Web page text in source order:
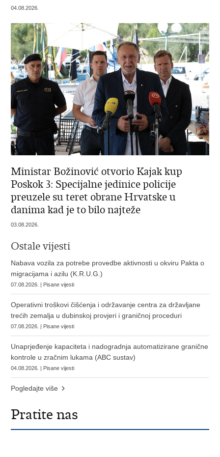
04.08.2026.
Ministar Božinović otvorio Kajak kup
Poskok 3: Specijalne jedinice policije
preuzele su teret obrane Hrvatske u
danima kad je to bilo najteže
03.08.2026.
Ostale vijesti
Nabava vozila za potrebe provedbe aktivnosti u okviru Pakta o
migracijama i azilu (K.R.U.G.)
07.08.2026. | Pisane vijesti
Operativni troškovi čišćenja i održavanje centra za državljane
trećih zemalja u dubinskoj provjeri i graničnoj proceduri
07.08.2026. | Pisane vijesti
Unaprjeđenje kapaciteta i nadogradnja automatizirane granične
kontrole u zračnim lukama (ABC sustav)
04.08.2026. | Pisane vijesti
Pogledajte više
Pratite nas